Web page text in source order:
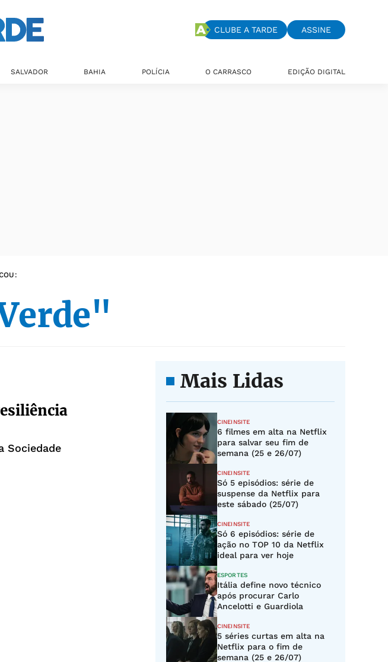
CLUBE A TARDE ASSINE
SALVADOR BAHIA POLÍCIA O CARRASCO EDIÇÃO DIGITAL
Sociedade
Mais Lidas
CINEINSITE
6 filmes em alta na Netflix
para salvar seu fim de
semana (25 e 26/07)
CINEINSITE
Só 5 episódios: série de
suspense da Netflix para
este sábado (25/07)
CINEINSITE
Só 6 episódios: série de
ação no TOP 10 da Netflix
ideal para ver hoje
ESPORTES
Itália define novo técnico
após procurar Carlo
Ancelotti e Guardiola
CINEINSITE
5 séries curtas em alta na
Netflix para o fim de
semana (25 e 26/07)